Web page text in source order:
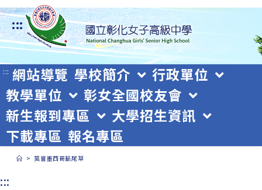
跳
轉
至
主
要
內
容
:::
::: 網站導覽 學校簡介
行政單位
教學單位
彰女全國校友會
新生報到專區
大學招生資訊
下載專區 報名專區
> 莫嘗墨西哥鼠尾草
:::